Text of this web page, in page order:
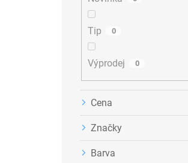
Tip 0
Výprodej 0
Cena
Značky
Barva